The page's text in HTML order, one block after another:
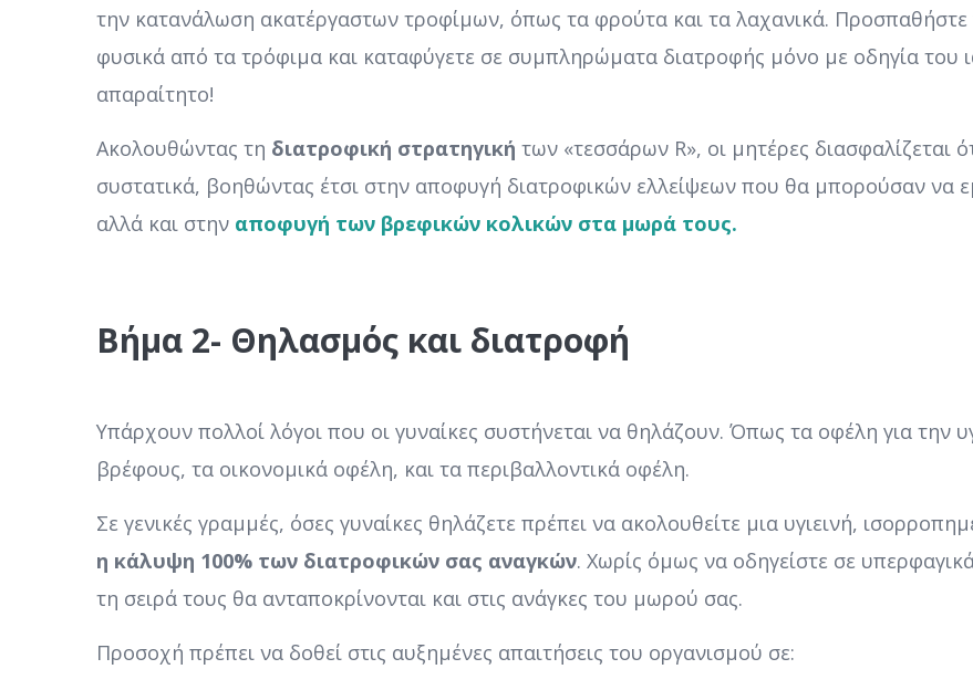
την κατανάλωση ακατέργαστων τροφίμων, όπως τα φρούτα και τα λαχανικά. Προσπαθήστε
φυσικά από τα τρόφιμα και καταφύγετε σε συμπληρώματα διατροφής μόνο με οδηγία του
απαραίτητο!
Ακολουθώντας τη διατροφική στρατηγική των «τεσσάρων R», οι μητέρες διασφαλίζεται
συστατικά, βοηθώντας έτσι στην αποφυγή διατροφικών ελλείψεων που θα μπορούσαν να
αλλά και στην αποφυγή των βρεφικών κολικών στα μωρά τους.
Βήμα 2- Θηλασμός και διατροφή
Υπάρχουν πολλοί λόγοι που οι γυναίκες συστήνεται να θηλάζουν. Όπως τα οφέλη για την
βρέφους, τα οικονομικά οφέλη, και τα περιβαλλοντικά οφέλη.
Σε γενικές γραμμές, όσες γυναίκες θηλάζετε πρέπει να ακολουθείτε μια υγιεινή,
η κάλυψη 100% των διατροφικών σας αναγκών. Χωρίς όμως να οδηγείστε σε
τη σειρά τους θα ανταποκρίνονται και στις ανάγκες του μωρού σας.
Προσοχή πρέπει να δοθεί στις αυξημένες απαιτήσεις του οργανισμού σε: